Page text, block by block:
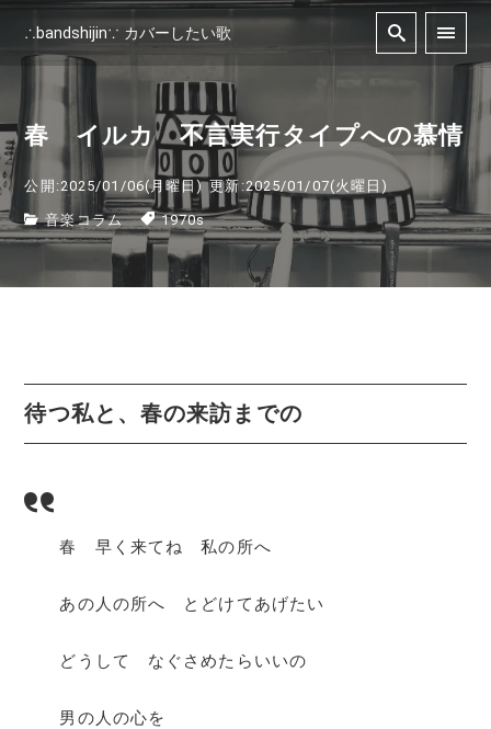
∴bandshijin∵ カバーしたい歌
春 イルカ 不言実行タイプへの慕情
公開:2025/01/06(月曜日) 更新:2025/01/07(火曜日)
音楽コラム 1970s
待つ私と、春の来訪までの
春 早く来てね 私の所へ
あの人の所へ とどけてあげたい
どうして なぐさめたらいいの
男の人の心を